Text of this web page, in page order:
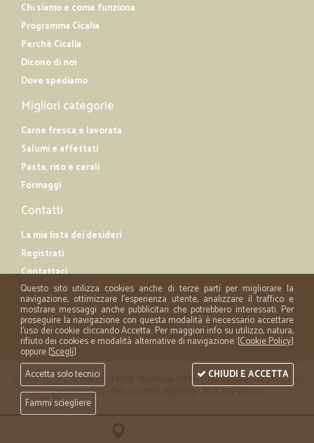
Chi siamo e come funziona
Programma Cicalia
Perché Cicalia
Dicono di noi
Dove spediamo
Migliori categorie
Carne fresca e lavorata
Salumi e affettati
Pasta, riso e cerali
Formaggi
Contatti
La mia lista dei desideri
Registrati
Contattaci
Cicalia srl - via Acerbi 35 - 46100 - Mantova (MN) - P.iva 02508120207 - C.Fisc
02508120207 - Tel. +39 0376 1590669 - REA: MN 258721
Questo sito utilizza cookies anche di terze parti per migliorare la
navigazione, ottimizzare l'esperienza utente, analizzare il traffico e
mostrare messaggi anche pubblicitari che potrebbero interessati. Per
proseguire la navigazione con questa modalità è necessario accettare
l'uso dei cookie cliccando Accetta. Per maggiori info su utilizzo, natura,
rifiuto dei cookies e modalità alternative di navigazione: [Cookie Policy]
oppure [Scegli]
Accetta solo tecnici
Fammi sciegliere
CHIUDI E ACCETTA